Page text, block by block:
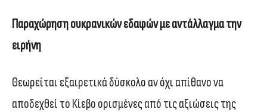
Παραχώρηση ουκρανικών εδαφών με αντάλλαγμα την
ειρήνη
Θεωρείται εξαιρετικά δύσκολο αν όχι απίθανο να
αποδεχθεί το Κίεβο ορισμένες από τις αξιώσεις της